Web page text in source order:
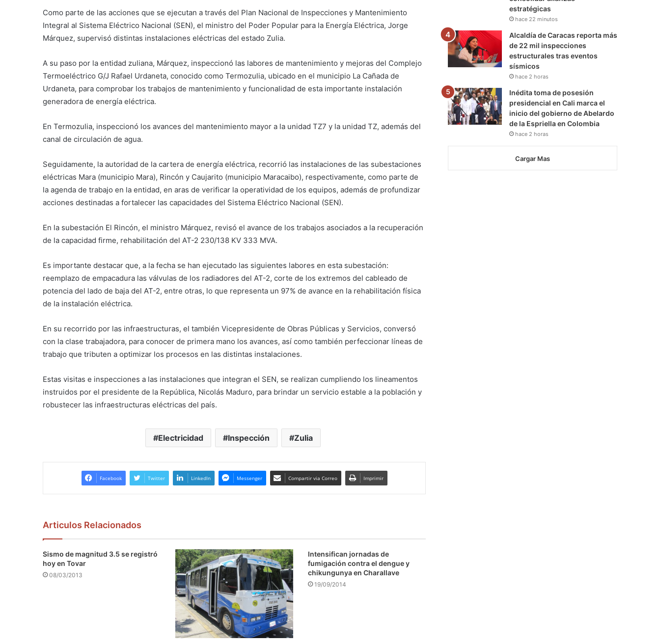
Como parte de las acciones que se ejecutan a través del Plan Nacional de Inspecciones y Mantenimiento
Integral al Sistema Eléctrico Nacional (SEN), el ministro del Poder Popular para la Energía Eléctrica, Jorge
Márquez, supervisó distintas instalaciones eléctricas del estado Zulia.
A su paso por la entidad zuliana, Márquez, inspeccionó las labores de mantenimiento y mejoras del Complejo
Termoeléctrico G/J Rafael Urdaneta, conocido como Termozulia, ubicado en el municipio La Cañada de
Urdaneta, para comprobar los trabajos de mantenimiento y funcionalidad de esta importante instalación
generadora de energía eléctrica.
En Termozulia, inspeccionó los avances del mantenimiento mayor a la unidad TZ7 y la unidad TZ, además del
canal de circulación de agua.
Seguidamente, la autoridad de la cartera de energía eléctrica, recorrió las instalaciones de las subestaciones
eléctricas Mara (municipio Mara), Rincón y Caujarito (municipio Maracaibo), respectivamente, como parte de
la agenda de trabajo en la entidad, en aras de verificar la operatividad de los equipos, además de profundizar
acciones destinadas a fortalecer las capacidades del Sistema Eléctrico Nacional (SEN).
En la subestación El Rincón, el ministro Márquez, revisó el avance de los trabajos asociados a la recuperación
de la capacidad firme, rehabilitación del AT-2 230/138 KV 333 MVA.
Es importante destacar que, a la fecha se han ejecutado las siguientes labores en esta subestación:
reemplazo de empacadura las válvulas de los radiadores del AT-2, corte de los extremos del cableado de
potencia del lado de baja del AT-2, entre otras, lo que representa un 97% de avance en la rehabilitación física
de la instalación eléctrica.
En su recorrido por las infraestructuras, el también Vicepresidente de Obras Públicas y Servicios, conversó
con la clase trabajadora, para conocer de primera mano los avances, así como también perfeccionar líneas de
trabajo que tributen a optimizar los procesos en las distintas instalaciones.
Estas visitas e inspecciones a las instalaciones que integran el SEN, se realizan cumpliendo los lineamentos
instruidos por el presidente de la República, Nicolás Maduro, para brindar un servicio estable a la población y
robustecer las infraestructuras eléctricas del país.
Electricidad Inspección Zulia
Facebook Twitter LinkedIn Messenger Compartir via Correo Imprimir
Articulos Relacionados
Sismo de magnitud 3.5 se registró
hoy en Tovar
08/03/2013
Intensifican jornadas de
fumigación contra el dengue y
chikungunya en Charallave
19/09/2014
estratégicas
hace 22 minutos
Alcaldía de Caracas reporta más
de 22 mil inspecciones
estructurales tras eventos
sísmicos
hace 2 horas
Inédita toma de posesión
presidencial en Cali marca el
inicio del gobierno de Abelardo
de la Espriella en Colombia
hace 2 horas
Cargar Mas